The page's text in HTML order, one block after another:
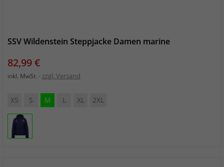
SSV Wildenstein Steppjacke Damen marine
Preis
82,99 €
inkl. MwSt. zzgl. Versand
XS S M L XL 2XL